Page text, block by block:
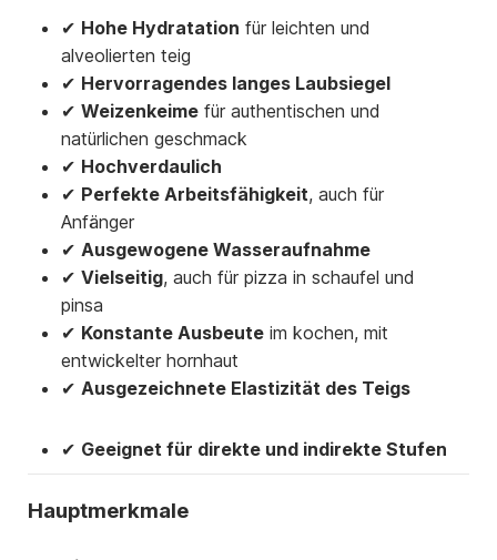
✔ Hohe Hydratation für leichten und
alveolierten teig
✔ Hervorragendes langes Laubsiegel
✔ Weizenkeime für authentischen und
natürlichen geschmack
✔ Hochverdaulich
✔ Perfekte Arbeitsfähigkeit, auch für
Anfänger
✔ Ausgewogene Wasseraufnahme
✔ Vielseitig, auch für pizza in schaufel und
pinsa
✔ Konstante Ausbeute im kochen, mit
entwickelter hornhaut
✔ Ausgezeichnete Elastizität des Teigs
✔ Geeignet für direkte und indirekte Stufen
Hauptmerkmale